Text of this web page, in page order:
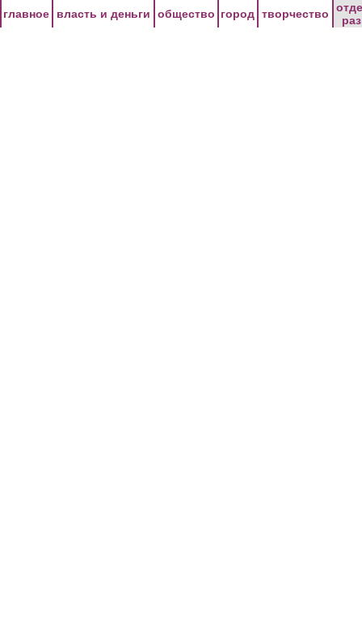
главное власть и деньги общество город творчество